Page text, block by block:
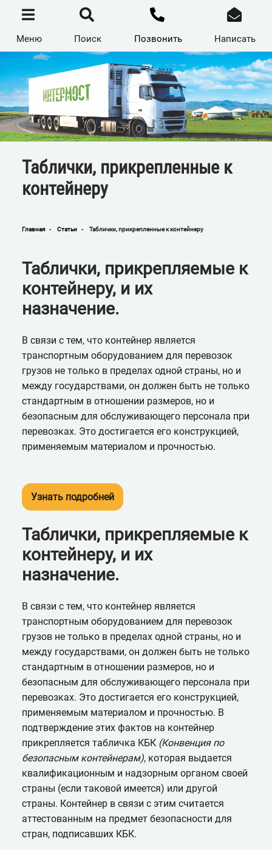
содержанию
Меню Поиск Позвонить Написать
Таблички, прикрепленные к
контейнеру
навигации
Главная Статьи Таблички, прикрепленные к контейнеру
Таблички, прикрепляемые к
контейнеру, и их
назначение.
В связи с тем, что контейнер является
транспортным оборудованием для перевозок
грузов не только в пределах одной страны, но и
между государствами, он должен быть не только
стандартным в отношении размеров, но и
безопасным для обслуживающего персонала при
перевозках. Это достигается его конструкцией,
применяемым материалом и прочностью.
Узнать подробней
Таблички, прикрепляемые к
контейнеру, и их
назначение.
В связи с тем, что контейнер является
транспортным оборудованием для перевозок
грузов не только в пределах одной страны, но и
между государствами, он должен быть не только
стандартным в отношении размеров, но и
безопасным для обслуживающего персонала при
перевозках. Это достигается его конструкцией,
применяемым материалом и прочностью. В
подтверждение этих фактов на контейнер
прикрепляется табличка КБК (Конвенция по
безопасным контейнерам), которая выдается
квалификационным и надзорным органом своей
страны (если таковой имеется) или другой
страны. Контейнер в связи с этим считается
аттестованным на предмет безопасности для
стран, подписавших КБК.